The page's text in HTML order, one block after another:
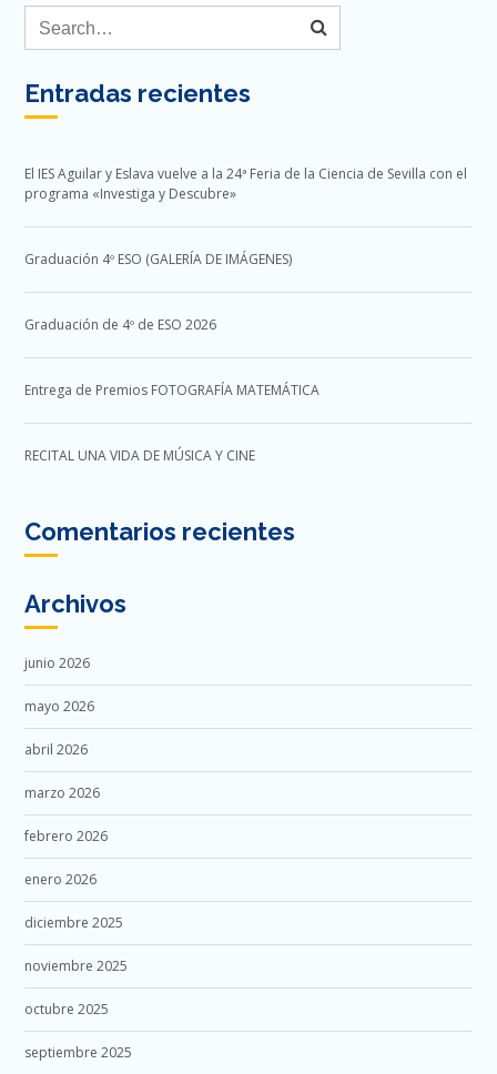
Entradas recientes
El IES Aguilar y Eslava vuelve a la 24ª Feria de la Ciencia de Sevilla con el
programa «Investiga y Descubre»
Graduación 4º ESO (GALERÍA DE IMÁGENES)
Graduación de 4º de ESO 2026
Entrega de Premios FOTOGRAFÍA MATEMÁTICA
RECITAL UNA VIDA DE MÚSICA Y CINE
Comentarios recientes
Archivos
junio 2026
mayo 2026
abril 2026
marzo 2026
febrero 2026
enero 2026
diciembre 2025
noviembre 2025
octubre 2025
septiembre 2025